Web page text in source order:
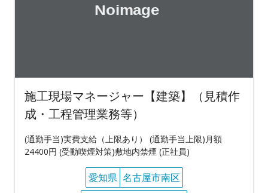
施工現場マネージャー【建築】（見積作
成・工程管理業務等）
(通勤手当)実費支給（上限あり） (通勤手当上限)月額
24400円 (受動喫煙対策)敷地内禁煙 (正社員)
愛知県 名古屋市南区